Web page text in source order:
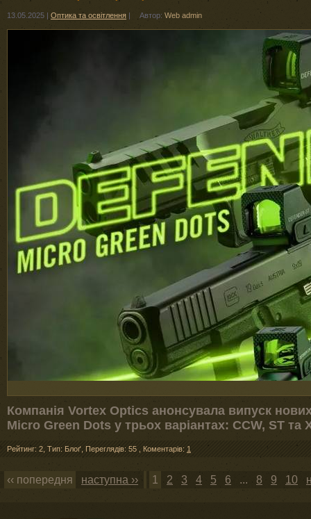
13.05.2025 | Оптика та освітлення | Автор: Web admin
Компанія Vortex Optics анонсувала випуск
Micro Green Dots у трьох варіантах: CCW, ST та
Рейтинг: 2 Тип: Блоґ Переглядів: 55 Коментарів: 1
‹‹ попередня наступна ›› 1 2 3 4 5 6 ... 8 9 10